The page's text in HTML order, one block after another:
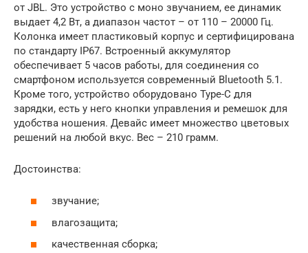
от JBL. Это устройство с моно звучанием, ее динамик
выдает 4,2 Вт, а диапазон частот – от 110 – 20000 Гц.
Колонка имеет пластиковый корпус и сертифицирована
по стандарту IP67. Встроенный аккумулятор
обеспечивает 5 часов работы, для соединения со
смартфоном используется современный Bluetooth 5.1.
Кроме того, устройство оборудовано Type-С для
зарядки, есть у него кнопки управления и ремешок для
удобства ношения. Девайс имеет множество цветовых
решений на любой вкус. Вес – 210 грамм.
Достоинства:
звучание;
влагозащита;
качественная сборка;